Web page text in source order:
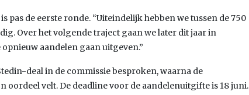
pas de eerste ronde. “Uiteindelijk hebben we tussen de 750
Over het volgende traject gaan we later dit jaar in
aandelen gaan uitgeven.”
deal in de commissie besproken, waarna de
oordeel velt. De deadline voor de aandelenuitgifte is 18 juni.